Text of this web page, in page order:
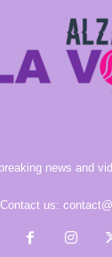
news and
Contact us: